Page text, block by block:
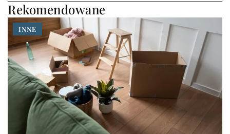
Rekomendowane
INNE